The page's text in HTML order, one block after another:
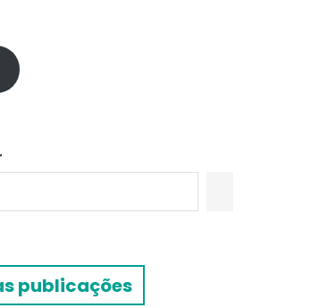
publicações